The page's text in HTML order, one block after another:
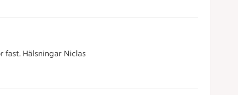
fast. Hälsningar Niclas